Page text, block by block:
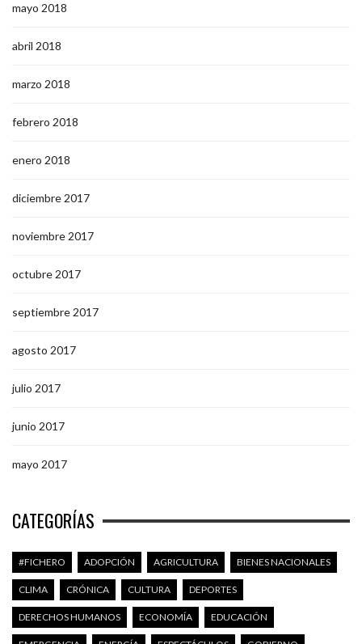
mayo 2018
abril 2018
marzo 2018
febrero 2018
enero 2018
diciembre 2017
noviembre 2017
octubre 2017
septiembre 2017
agosto 2017
julio 2017
junio 2017
mayo 2017
CATEGORÍAS
#FICHERO ADOPCIÓN AGRICULTURA BIENES NACIONALES
CLIMA CRÓNICA CULTURA DEPORTES
DERECHOS HUMANOS ECONOMÍA EDUCACIÓN